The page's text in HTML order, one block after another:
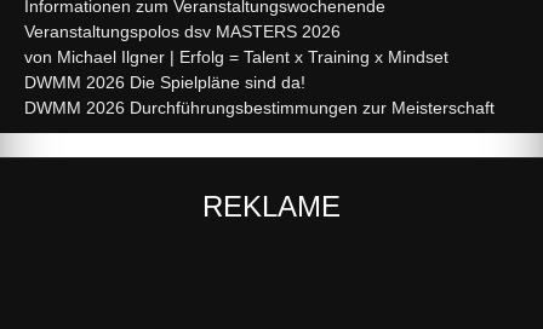
Informationen zum Veranstaltungswochenende
Veranstaltungspolos dsv MASTERS 2026
von Michael Ilgner | Erfolg = Talent x Training x Mindset
DWMM 2026 Die Spielpläne sind da!
DWMM 2026 Durchführungsbestimmungen zur Meisterschaft
REKLAME